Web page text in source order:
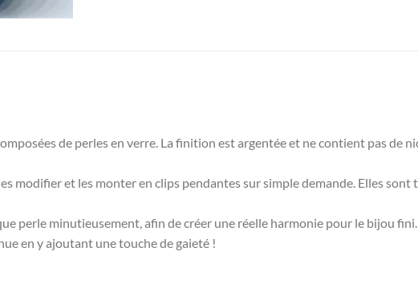
de perles en verre. La finition est argentée et ne contient pas de
modifier et les monter en clips pendantes sur simple demande. Elles sont
perle minutieusement, afin de créer une réelle harmonie pour le bijou
en y ajoutant une touche de gaieté !